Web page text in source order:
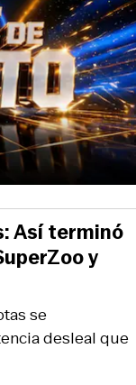
se
desleal que
Así terminó
y